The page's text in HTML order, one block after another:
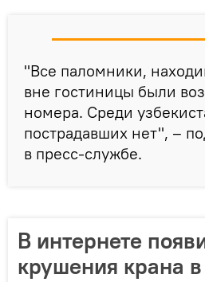
"Все паломники,
вне гостиницы были
номера. Среди
пострадавших нет", –
в пресс-службе.
В интернете
крушения крана